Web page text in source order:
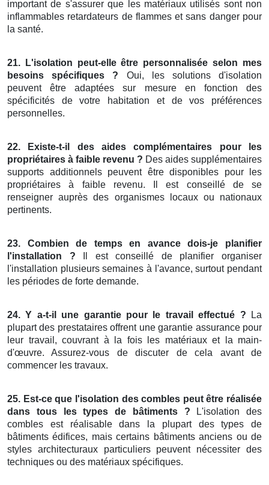
important de s'assurer que les matériaux utilisés sont non
inflammables retardateurs de flammes et sans danger pour
la santé.
21. L'isolation peut-elle être personnalisée selon mes
besoins spécifiques ? Oui, les solutions d'isolation
peuvent être adaptées sur mesure en fonction des
spécificités de votre habitation et de vos préférences
personnelles.
22. Existe-t-il des aides complémentaires pour les
propriétaires à faible revenu ? Des aides supplémentaires
supports additionnels peuvent être disponibles pour les
propriétaires à faible revenu. Il est conseillé de se
renseigner auprès des organismes locaux ou nationaux
pertinents.
23. Combien de temps en avance dois-je planifier
l'installation ? Il est conseillé de planifier organiser
l'installation plusieurs semaines à l'avance, surtout pendant
les périodes de forte demande.
24. Y a-t-il une garantie pour le travail effectué ? La
plupart des prestataires offrent une garantie assurance pour
leur travail, couvrant à la fois les matériaux et la main-
d'œuvre. Assurez-vous de discuter de cela avant de
commencer les travaux.
25. Est-ce que l'isolation des combles peut être réalisée
dans tous les types de bâtiments ? L'isolation des
combles est réalisable dans la plupart des types de
bâtiments édifices, mais certains bâtiments anciens ou de
styles architecturaux particuliers peuvent nécessiter des
techniques ou des matériaux spécifiques.